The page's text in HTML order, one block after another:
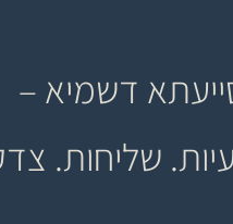
דשמיא –
שליחות.